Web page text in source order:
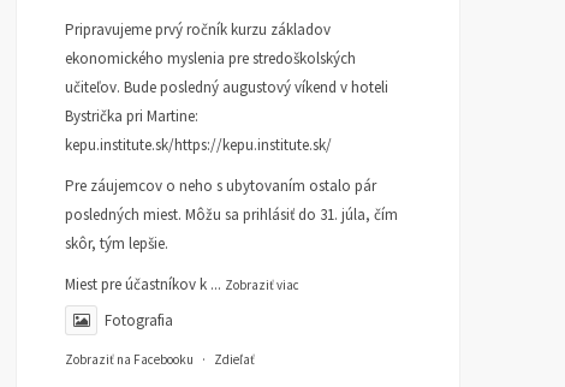
Pripravujeme prvý ročník kurzu základov
ekonomického myslenia pre stredoškolských
učiteľov. Bude posledný augustový víkend v hoteli
Bystrička pri Martine:
kepu.institute.sk/https://kepu.institute.sk/
Pre záujemcov o neho s ubytovaním ostalo pár
posledných miest. Môžu sa prihlásiť do 31. júla, čím
skôr, tým lepšie.
Miest pre účastníkov k ... Zobraziť viac
Fotografia
Zobraziť na Facebooku · Zdieľať